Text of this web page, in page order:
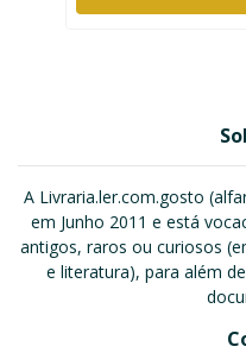
A Livraria.ler.com.gosto
em Junho 2011 e está
antigos, raros ou curiosos
e literatura), para além